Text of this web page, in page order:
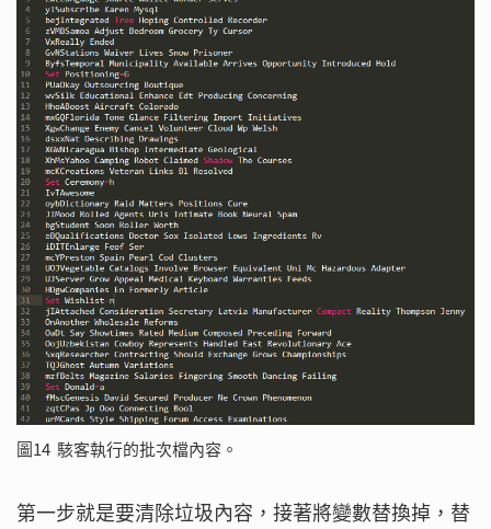
圖14 駭客執行的批次檔內容。
第一步就是要清除垃圾內容，接著將變數替換掉，替